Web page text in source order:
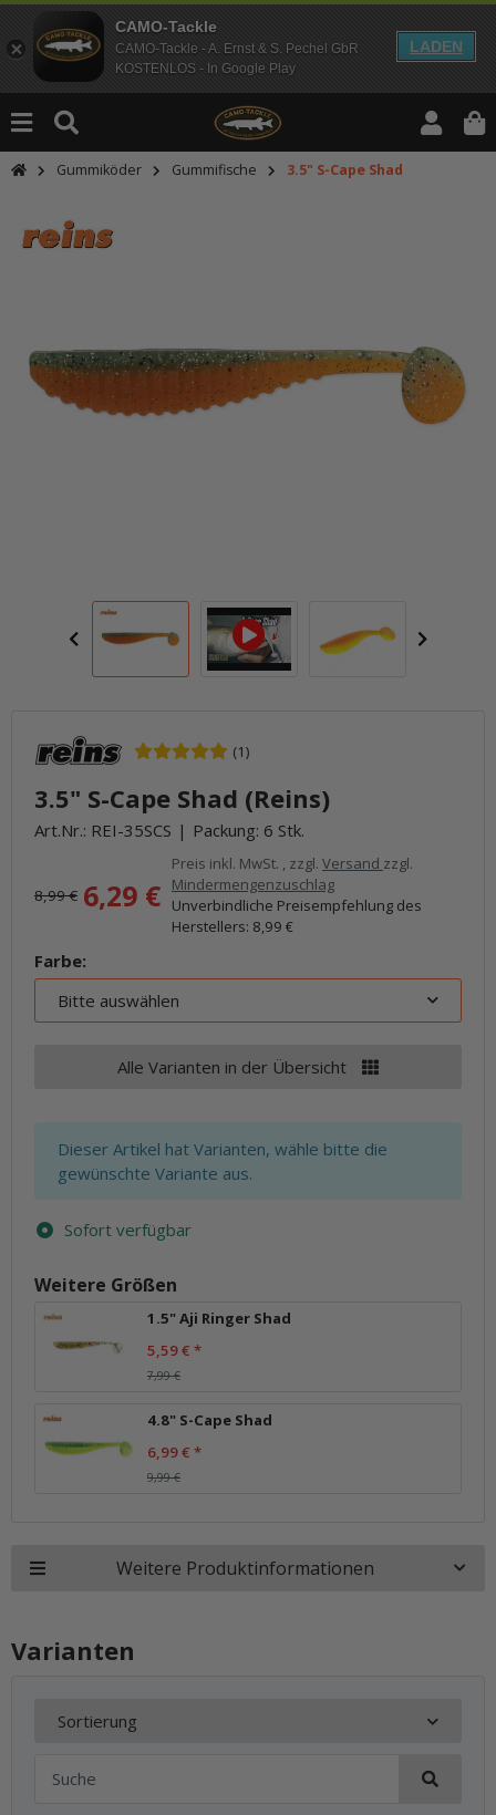
CAMO-Tackle
CAMO-Tackle - A. Ernst & S. Pechel GbR
KOSTENLOS - In Google Play
LADEN
Gummiköder Gummifische 3.5" S-Cape Shad
(1)
3.5" S-Cape Shad (Reins)
Art.Nr.: REI-35SCS Packung: 6 Stk.
8,99 € 6,29 €
Preis inkl. MwSt. , zzgl. Versand zzgl.
Mindermengenzuschlag
Unverbindliche Preisempfehlung des
Herstellers: 8,99 €
Farbe:
Bitte auswählen
Alle Varianten in der Übersicht
x
Dieser Artikel hat Varianten, wähle bitte die
gewünschte Variante aus.
Sofort verfügbar
Weitere Größen
1.5" Aji Ringer Shad
5,59 € *
7,99 €
4.8" S-Cape Shad
6,99 € *
9,99 €
Weitere Produktinformationen
Varianten
Sortierung